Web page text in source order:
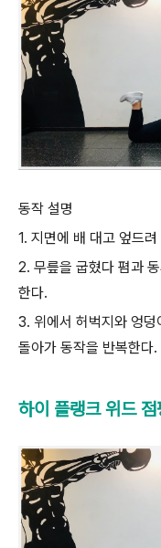
동작 설명
1. 지면에 배 대고 엎드
2. 무릎을 굽혔다 폄과
한다.
3. 위에서 허벅지와 엉
돌아가 동작을 반복한다.
하이 플랭크 위드 점